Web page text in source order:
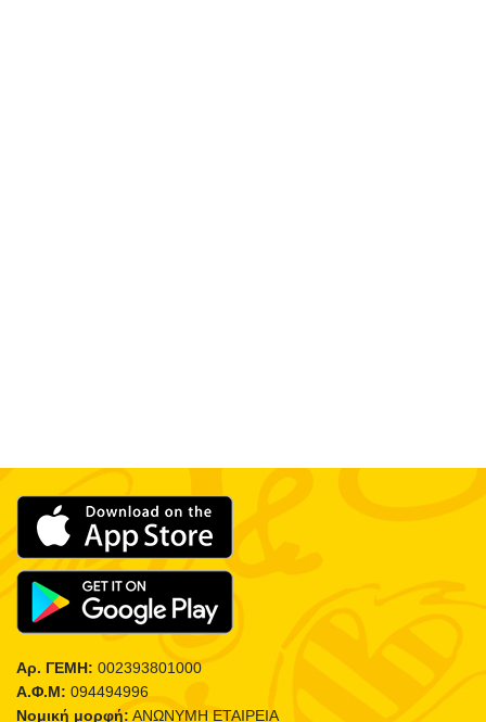
Αρ. ΓΕΜΗ: 002393801000
Α.Φ.Μ: 094494996
Νομική μορφή: ΑΝΩΝΥΜΗ ΕΤΑΙΡΕΙΑ